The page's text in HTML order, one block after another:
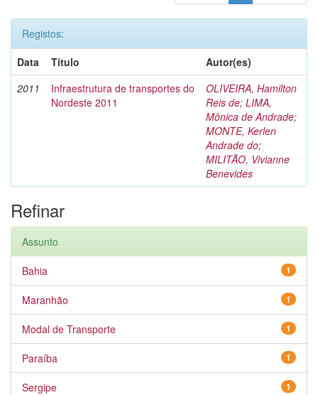
Registos:
Data
Título
Autor(es)
2011
Infraestrutura de transportes do
Nordeste 2011
OLIVEIRA, Hamilton
Reis de; LIMA,
Mônica de Andrade;
MONTE, Kerlen
Andrade do;
MILITÃO, Vivianne
Benevides
Refinar
Assunto
1
Bahia
1
Maranhão
1
Modal de Transporte
1
Paraíba
1
Sergipe